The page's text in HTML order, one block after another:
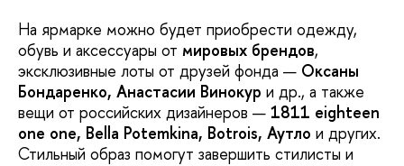
На ярмарке можно будет приобрести одежду,
обувь и аксессуары от мировых брендов,
эксклюзивные лоты от друзей фонда — Оксаны
Бондаренко, Анастасии Винокур и др., а также
вещи от российских дизайнеров — 1811 eighteen
one one, Bella Potemkina, Botrois, Аутло и других.
Стильный образ помогут завершить стилисты и